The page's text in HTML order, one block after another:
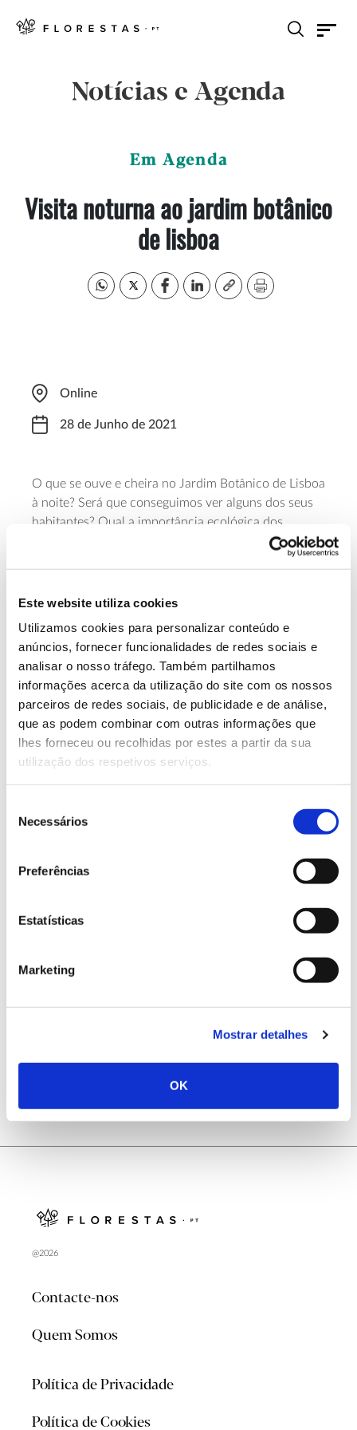
Este website utiliza cookies
Utilizamos cookies para personalizar conteúdo e
anúncios, fornecer funcionalidades de redes sociais e
analisar o nosso tráfego. Também partilhamos
informações acerca da utilização do site com os nossos
parceiros de redes sociais, de publicidade e de análise,
que as podem combinar com outras informações que
lhes forneceu ou recolhidas por estes a partir da sua
utilização dos respetivos serviços.
Necessários
Preferências
Estatísticas
Marketing
Mostrar detalhes
OK
Notícias e Agenda
Em Agenda
Visita noturna ao jardim botânico
de lisboa
Online
28 de Junho de 2021
O que se ouve e cheira no Jardim Botânico de Lisboa
à noite? Será que conseguimos ver alguns dos seus
habitantes? Qual a importância ecológica dos
jardins? Venha conhecer a resposta a estas questões
nesta iniciativa do Jardim Botânico de Lisboa, com
euros e pode ser realizada através do
Saiba mais sobre esta visita
13.07.2026
Genoma do priolo e de outras espécies em risco:
conhecer para conservar
02.07.2026
Registar galhas de Trichi em acácia-das-espigas:
cidadãos chamados a ajudar
25.06.2026
@2026
Contacte-nos
Quem Somos
Política de Privacidade
Política de Cookies